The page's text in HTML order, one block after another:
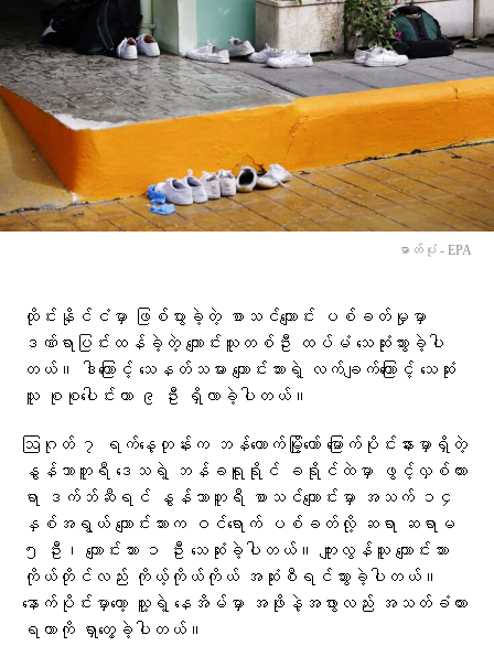
ဓာတ်ပုံ - EPA
ထိုင်းနိုင်ငံမှာ ဖြစ်ပွားခဲ့တဲ့ စာသင်ကျောင်း ပစ်ခတ်မှုမှာ
ဒဏ်ရာပြင်းထန်ခဲ့တဲ့ ကျောင်းသူတစ်ဦး ထပ်မံ သေဆုံးသွားခဲ့ပါ
တယ်။ ဒါကြောင့် သေနတ်သမား ကျောင်းသားရဲ့ လက်ချက်ကြောင့် သေဆုံး
သူ စုစုပေါင်းဟာ ၉ ဦး ရှိလာခဲ့ပါတယ်။
ဩဂုတ် ၇ ရက်နေ့တုန်းက ဘန်ကောက်မြို့တော် မြောက်ပိုင်းနားမှာရှိတဲ့
နွန်သာဘူရီ ဒေသရဲ့ ဘန်ခရူရိုင် ခရိုင်ထဲမှာ ဖွင့်လှစ်ထား
ရာ ဒက်ဘ်ဆီရင် နွန်သာဘူရီ စာသင်ကျောင်းမှာ အသက် ၁၄
နှစ်အရွယ် ကျောင်းသားက ဝင်ရောက် ပစ်ခတ်လို့ ဆရာ ဆရာမ
၅ ဦး၊ ကျောင်းသား ၁ ဦး သေဆုံးခဲ့ပါတယ်။ ကျူးလွန်သူ ကျောင်းသား
ကိုယ်တိုင်လည်း ကိုယ့်ကိုယ်ကိုယ် အဆုံးစီရင်သွားခဲ့ပါတယ်။
နောက်ပိုင်းမှာတော့ သူ့ရဲ့ နေအိမ်မှာ အဖိုးနဲ့အဖွားလည်း အသတ်ခံထား
ရတာကို ရှာတွေ့ခဲ့ပါတယ်။